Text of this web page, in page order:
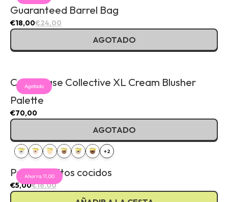
Guaranteed Barrel Bag
€18,00€24,00
AGOTADO
Curve Case Collective XL Cream Blusher
Palette
€70,00
AGOTADO
Agotado
+2
Polvos sueltos cocidos
€5,00€16,00
Ahorra 11,00